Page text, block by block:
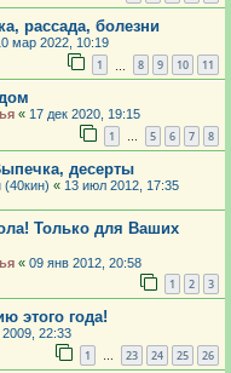
рассада, болезни
мар 2022, 10:19
1 8 9 10 11
« 17 дек 2020, 19:15
1 … 5 6 7 8
десерты
(40кин) « 13 июл 2012, 17:35
Только для Ваших
« 09 янв 2012, 20:58
1 2 3
этого года!
2009, 22:33
1 … 23 24 25 26